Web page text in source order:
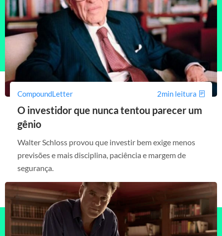
CompoundLetter 2min leitura
O investidor que nunca tentou parecer um
gênio
Walter Schloss provou que investir bem exige menos
previsões e mais disciplina, paciência e margem de
segurança.